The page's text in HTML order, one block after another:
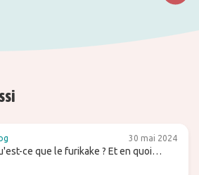
30 mai 2024
ce que le furikake ? Et en quoi